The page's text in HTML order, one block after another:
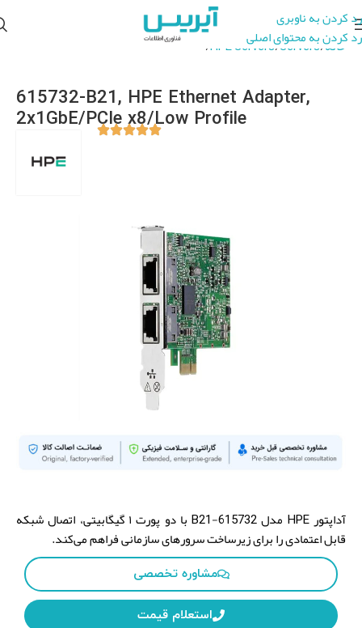
رد کردن به ناوبری
رد کردن به محتوای اصلی
خانه Servers
HPE Servers
HPE Server Accessories
615732-B21, HPE Ethernet Adapter,
2x1GbE/PCIe x8/Low Profile
آداپتور HPE مدل 615732-B21 با دو پورت ۱ گیگابیتی، اتصال شبکه
قابل اعتمادی را برای زیرساخت سرورهای سازمانی فراهم می‌کند.
مشاوره تخصصی
استعلام قیمت